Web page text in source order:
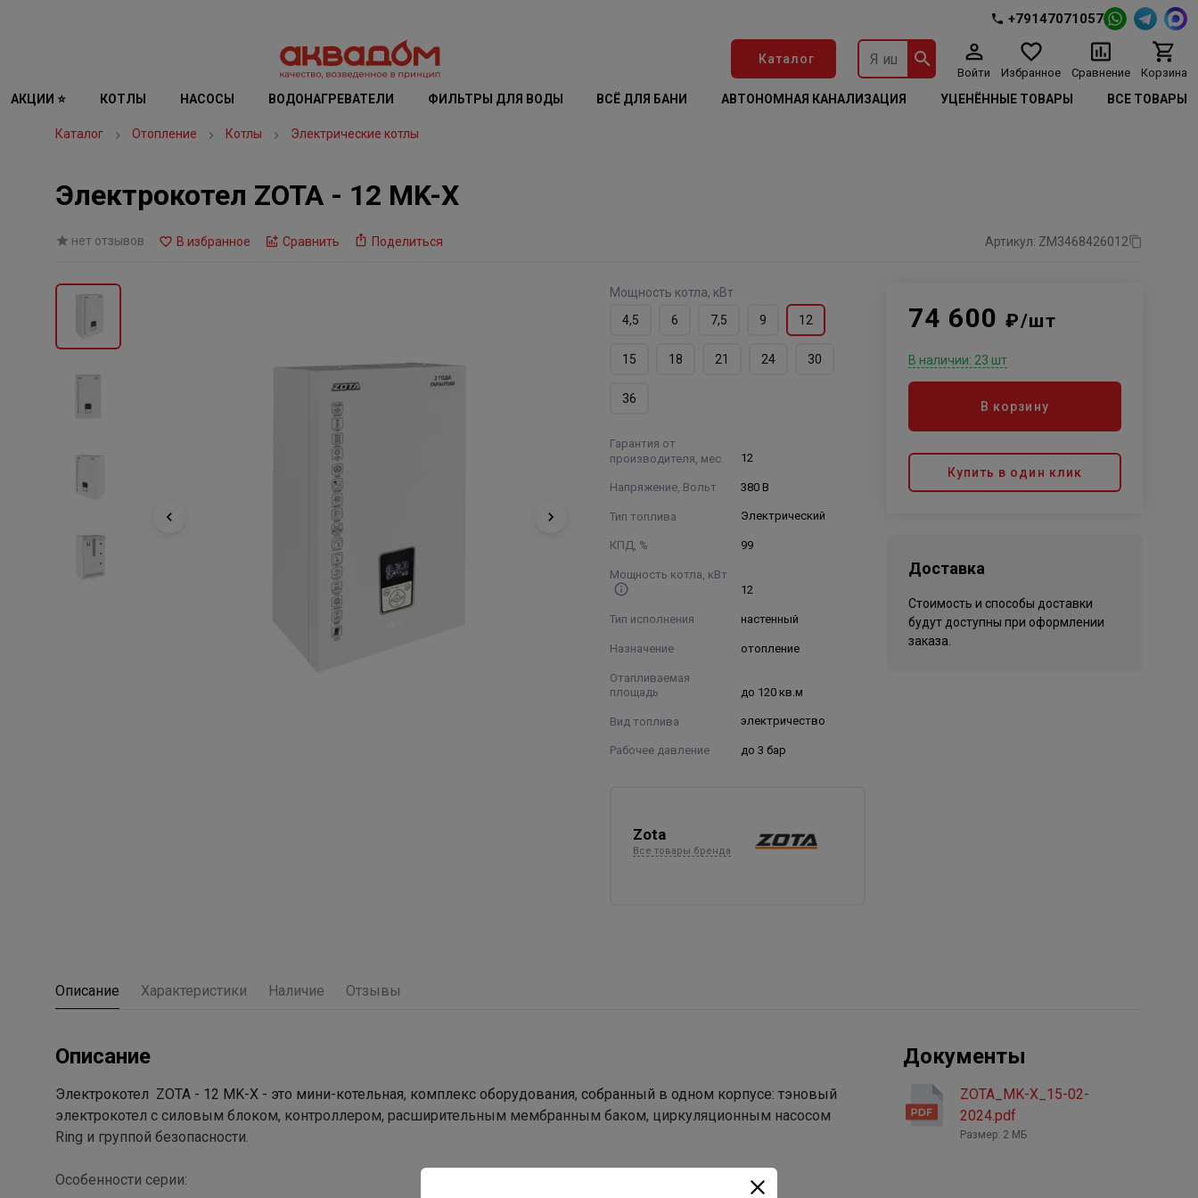
+79147071057
Каталог
Войти Избранное Сравнение Корзина
АКЦИИ ⭐ КОТЛЫ НАСОСЫ ВОДОНАГРЕВАТЕЛИ ФИЛЬТРЫ ДЛЯ ВОДЫ ВСЁ ДЛЯ БАНИ АВТОНОМНАЯ КАНАЛИЗАЦИЯ УЦЕНЁННЫЕ ТОВАРЫ ВСЕ ТОВАРЫ
Каталог Отопление Котлы Электрические котлы
Электрокотел ZOTA - 12 MK-X
нет отзывов В избранное Сравнить Поделиться Артикул: ZM3468426012
Мощность котла, кВт
4,5
6 7,5 9 12
15 18 21 24 30
36
Гарантия от
производителя, мес.
12
Напряжение, Вольт 380 В
Тип топлива Электрический
КПД, % 99
Мощность котла, кВт
12
Тип исполнения настенный
Назначение отопление
Отапливаемая
площадь
до 120 кв.м
Вид топлива электричество
Рабочее давление до 3 бар
Zota
Все товары бренда
74 600₽/шт
В наличии: 23 шт
В корзину
Купить в один клик
Доставка
Стоимость и способы доставки
будут доступны при оформлении
заказа.
Описание Характеристики Наличие Отзывы
Описание
Электрокотел ZOTA - 12 MK-X - это мини-котельная, комплекс оборудования, собранный в одном корпусе: тэновый
электрокотел с силовым блоком, контроллером, расширительным мембранным баком, циркуляционным насосом
Ring и группой безопасности.
Особенности серии:
Документы
ZOTA_MK-X_15-02-
2024.pdf
Размер: 2 МБ